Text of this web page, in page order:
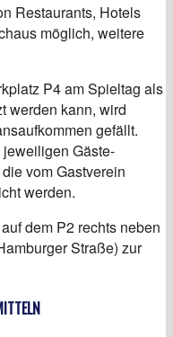
Restaurants, Hotels
möglich, weitere
P4 am Spieltag als
werden kann, wird
gefällt.
Gäste-
vom Gastverein
werden.
dem P2 rechts neben
Straße) zur